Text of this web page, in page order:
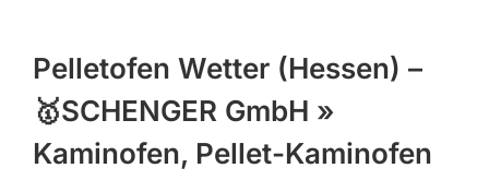
UNTERNEHMEN
PROFIL
Pelletofen Wetter (Hessen) –
🥇SCHENGER GmbH »
Kaminofen, Pellet-Kaminofen